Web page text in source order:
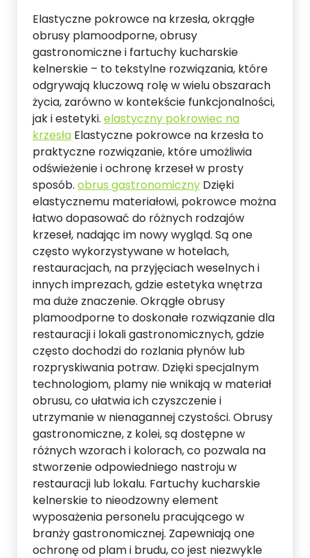
Elastyczne pokrowce na krzesła, okrągłe
obrusy plamoodporne, obrusy
gastronomiczne i fartuchy kucharskie
kelnerskie – to tekstylne rozwiązania, które
odgrywają kluczową rolę w wielu obszarach
życia, zarówno w kontekście funkcjonalności,
jak i estetyki. elastyczny pokrowiec na
krzesła Elastyczne pokrowce na krzesła to
praktyczne rozwiązanie, które umożliwia
odświeżenie i ochronę krzeseł w prosty
sposób. obrus gastronomiczny Dzięki
elastycznemu materiałowi, pokrowce można
łatwo dopasować do różnych rodzajów
krzeseł, nadając im nowy wygląd. Są one
często wykorzystywane w hotelach,
restauracjach, na przyjęciach weselnych i
innych imprezach, gdzie estetyka wnętrza
ma duże znaczenie. Okrągłe obrusy
plamoodporne to doskonałe rozwiązanie dla
restauracji i lokali gastronomicznych, gdzie
często dochodzi do rozlania płynów lub
rozpryskiwania potraw. Dzięki specjalnym
technologiom, plamy nie wnikają w materiał
obrusu, co ułatwia ich czyszczenie i
utrzymanie w nienagannej czystości. Obrusy
gastronomiczne, z kolei, są dostępne w
różnych wzorach i kolorach, co pozwala na
stworzenie odpowiedniego nastroju w
restauracji lub lokalu. Fartuchy kucharskie
kelnerskie to nieodzowny element
wyposażenia personelu pracującego w
branży gastronomicznej. Zapewniają one
ochronę od plam i brudu, co jest niezwykle